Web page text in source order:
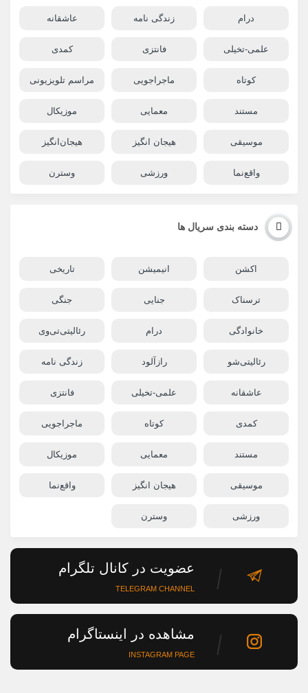
درام زندگی نامه عاشقانه
علمی-تخیلی فانتزی کمدی
کوتاه ماجراجویی مراسم تلویزیونی
مستند معمایی موزیکال
موسیقی هیجان انگیز هیجان‌انگیز
واقع‌نما ورزشی وسترن
دسته بندی سریال ها
اکشن انیمیشن تاریخی
ترسناک جنایی جنگی
خانوادگی درام رئالیتی‌تی‌وی
رئالیتی‌شو رازآلود زندگی نامه
عاشقانه علمی-تخیلی فانتزی
کمدی کوتاه ماجراجویی
مستند معمایی موزیکال
موسیقی هیجان انگیز واقع‌نما
ورزشی وسترن
عضویت در کانال تلگرام
TELEGRAM CHANNEL
مشاهده در اینستاگرام
INSTAGRAM PAGE